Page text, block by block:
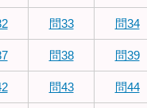
問33 問34
問38 問39
問43 問44